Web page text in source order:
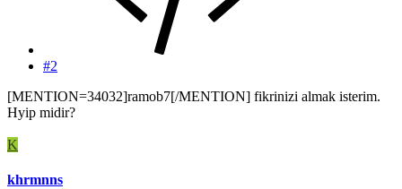
#2
[MENTION=34032]ramob7[/MENTION] fikrinizi almak isterim.
Hyip midir?
K
khrmnns